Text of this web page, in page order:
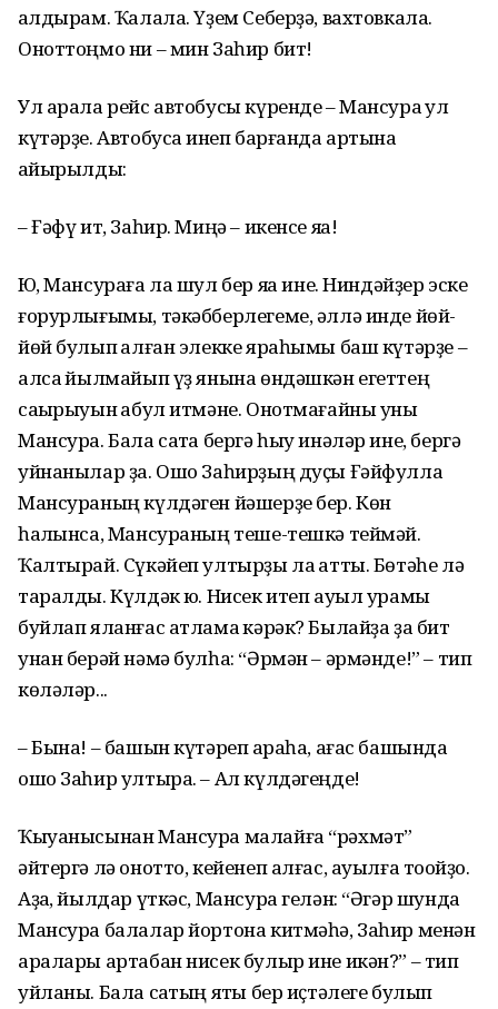
ҡалдырам. Ҡалала. Үҙем Себерҙә, вахтовкала.
Оноттоңмо ни – мин Заһир бит!
Ул арала рейс автобусы күренде – Мансура ҡул
күтәрҙе. Автобусҡа инеп барғанда артына
ҡайырылды:
– Ғәфү ит, Заһир. Миңә – икенсе яҡҡа!
Юҡ, Мансураға ла шул бер яҡҡа ине. Ниндәйҙер эске
ғорурлығымы, тәкәбберлегеме, әллә инде йөй-
йөй булып ҡалған элекке яраһымы баш күтәрҙе –
алсаҡ йылмайып үҙ янына өндәшкән егеттең
саҡырыуын ҡабул итмәне. Онотмағайны уны
Мансура. Бала саҡта бергә һыу инәләр ине, бергә
уйнанылар ҙа. Ошо Заһирҙың дуҫы Ғәйфулла
Мансураның күлдәген йәшерҙе бер. Көн
һалҡынса, Мансураның теше-тешкә теймәй.
Ҡалтырай. Сүкәйеп ултырҙы ла ҡатты. Бөтәһе лә
таралды. Күлдәк юҡ. Нисек итеп ауыл урамы
буйлап яланғас атламаҡ кәрәк? Былайҙа ҙа бит
унан берәй нәмә булһа: “Әрмән – әрмәнде!” – тип
көләләр...
– Бына! – башын күтәреп ҡараһа, ағас башында
ошо Заһир ултыра. – Ал күлдәгеңде!
Ҡыуанысынан Мансура малайға “рәхмәт”
әйтергә лә онотто, кейенеп алғас, ауылға тоҡойҙо.
Аҙаҡ, йылдар үткәс, Мансура гелән: “Әгәр шунда
Мансура балалар йортона китмәһә, Заһир менән
аралары артабан нисек булыр ине икән?” – тип
уйланы. Бала саҡтың яҡты бер иҫтәлеге булып